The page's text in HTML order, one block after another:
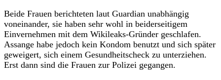
Beide Frauen berichteten laut Guardian unabhängig
voneinander, sie haben sehr wohl in beiderseitigem
Einvernehmen mit dem Wikileaks-Gründer geschlafen.
Assange habe jedoch kein Kondom benutzt und sich später
geweigert, sich einem Gesundheitscheck zu unterziehen.
Erst dann sind die Frauen zur Polizei gegangen.